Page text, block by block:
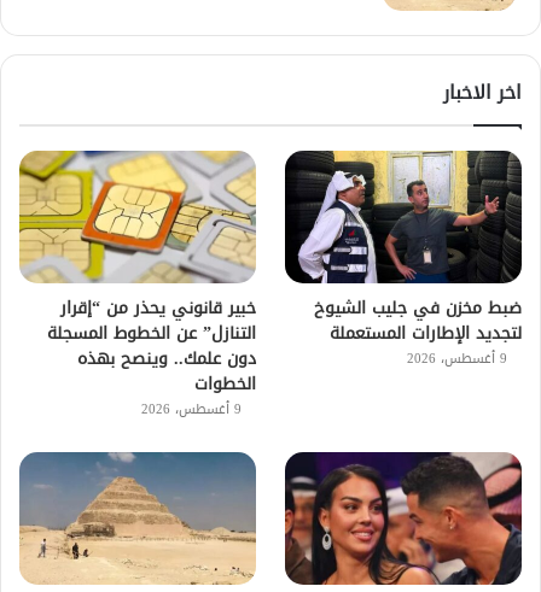
اخر الاخبار
ضبط مخزن في جليب الشيوخ
لتجديد الإطارات المستعملة
9 أغسطس، 2026
خبير قانوني يحذر من “إقرار
التنازل” عن الخطوط المسجلة
دون علمك.. وينصح بهذه
الخطوات
9 أغسطس، 2026